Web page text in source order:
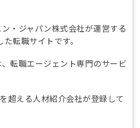
・ジャパン株式会社が運営する
転職サイトです。
転職エージェント専門のサービ
超える人材紹介会社が登録して